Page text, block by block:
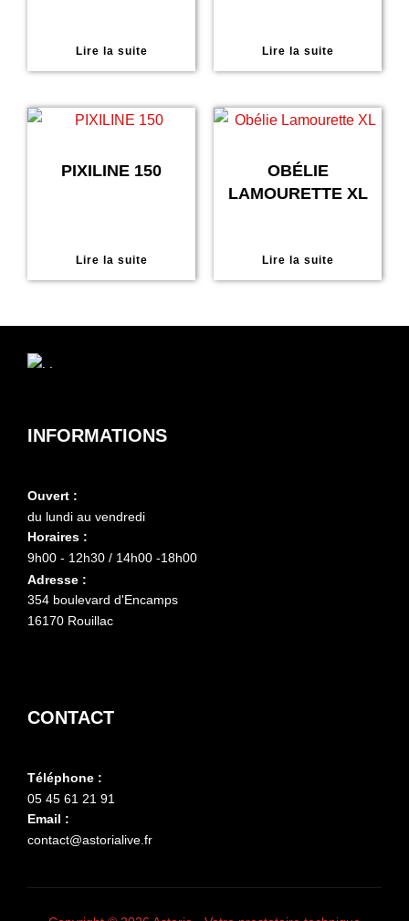
Lire la suite Lire la suite
PIXILINE 150
Lire la suite
OBÉLIE
LAMOURETTE XL
Lire la suite
INFORMATIONS
Ouvert :
du lundi au vendredi
Horaires :
9h00 - 12h30 / 14h00 -18h00
Adresse :
354 boulevard d'Encamps
16170 Rouillac
CONTACT
Téléphone :
05 45 61 21 91
Email :
contact@astorialive.fr